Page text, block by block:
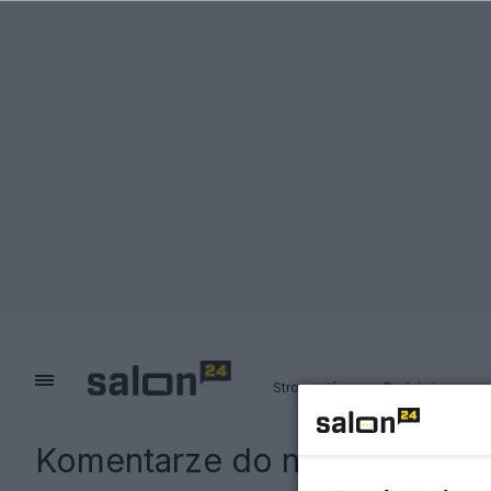
Strona główna Redakcja
Komentarze do notki: